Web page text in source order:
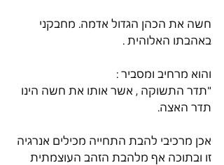
חשה את הכהן הגדול אדמה. מחבקני
באהבתו האלוהית .
והוא מרחיב ומסביר :
"תדר התשוקה , אשר אותו את חשה הינו
תדר האצה.
אכן מרכיבי להבת התחייה מכילים אנרגיה
זו ובתוכה אף מלהבת הזהב העוצמתית